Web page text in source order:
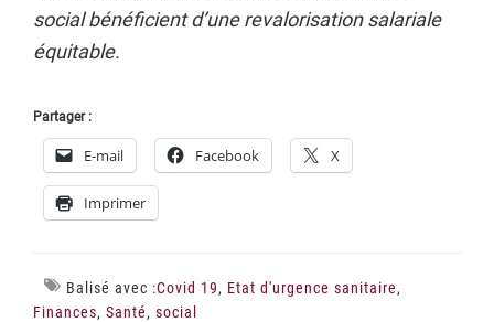
social bénéficient d’une revalorisation salariale
équitable.
Partager :
E-mail Facebook X
Imprimer
Balisé avec :Covid 19, Etat d'urgence sanitaire,
Finances, Santé, social